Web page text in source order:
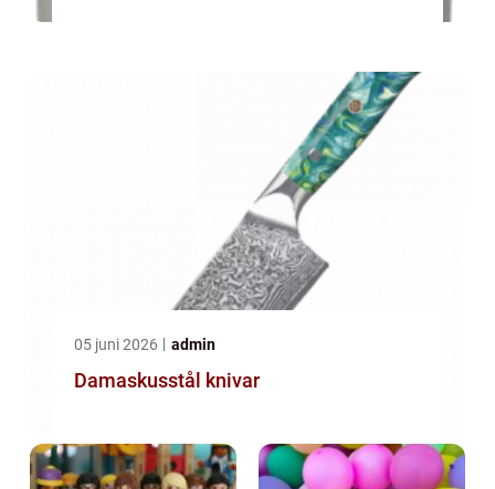
05 juni 2026 admin
Damaskusstål knivar